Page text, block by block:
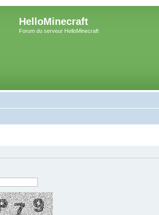
HelloMinecraft
Forum du serveur HelloMinecraft